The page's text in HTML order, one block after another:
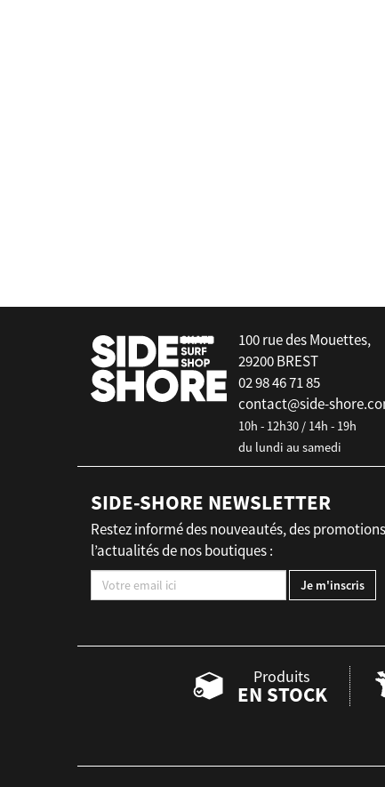
100 rue des Mouettes,
29200 BREST
02 98 46 71 85
contact@side-
10h - 12h30 / 14h - 19h
du lundi au samedi
SIDE-SHORE NEWSLETTER
Restez informé des nouveautés, des
l’actualités de nos boutiques :
Produits
EN STOCK